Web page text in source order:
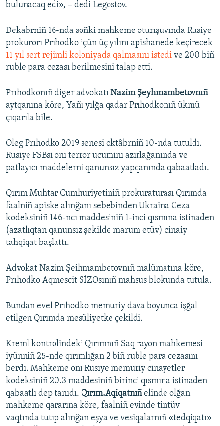
bulunacaq edi», – dedi Legostov.
Dekabrniñ 16-nda soñki mahkeme oturışuvında Rusiye
prokurorı Prıhodko içün üç yılını apishanede keçirecek
11 yıl sert rejimli koloniyada qalmasını istedi ve 200 biñ
ruble para cezası berilmesini talap etti.
Prıhodkonıñ diger advokatı Nazim Şeyhmambetovnıñ
aytqanına köre, Yañı yılğa qadar Prıhodkonıñ ükmü
çıqarıla bile.
Oleg Prıhodko 2019 senesi oktâbrniñ 10-nda tutuldı.
Rusiye FSBsi onı terror ücümini azırlağanında ve
patlayıcı maddelerni qanunsız yapqanında qabaatladı.
Qırım Muhtar Cumhuriyetiniñ prokuraturası Qırımda
faalniñ apiske alınğanı sebebinden Ukraina Ceza
kodeksiniñ 146-ncı maddesiniñ 1-inci qısmına istinaden
(azatlıqtan qanunsız şekilde marum etüv) cinaiy
tahqiqat başlattı.
Advokat Nazim Şeihmambetovnıñ malümatına köre,
Prıhodko Aqmescit SİZOsınıñ mahsus blokunda tutula.
Bundan evel Prıhodko memuriy dava boyunca işğal
etilgen Qırımda mesüliyetke çekildi.
Kreml kontrolindeki Qırımnıñ Saq rayon mahkemesi
iyünniñ 25-nde qırımlığan 2 biñ ruble para cezasını
berdi. Mahkeme onı Rusiye memuriy cinayetler
kodeksiniñ 20.3 maddesiniñ birinci qısmına istinaden
qabaatlı dep tanıdı. Qırım.Aqiqatnıñelinde olğan
mahkeme qararına köre, faalniñ evinde tintüv
vaqtında tutıp alınğan eşya ve vesiqalarnıñ «tedqiqatı»